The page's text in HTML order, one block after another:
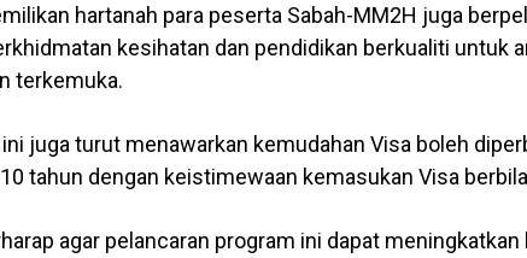
hartanah para peserta Sabah-MM2H juga
kesihatan dan pendidikan berkualiti untuk
terkemuka.
ini juga turut menawarkan kemudahan Visa boleh
tahun dengan keistimewaan kemasukan Visa
agar pelancaran program ini dapat